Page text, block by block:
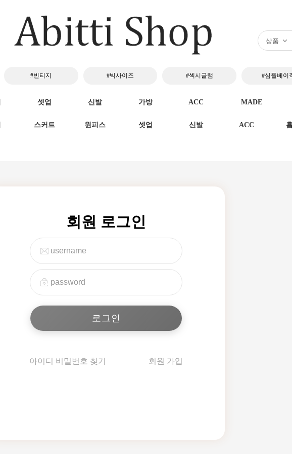
#빈티지 #빅사이즈 #섹시글램 #심플베이
셋업 신발 가방 ACC MADE
스커트 원피스 셋업 신발 ACC
회원 로그인
아이디 비밀번호 찾기 회원 가입